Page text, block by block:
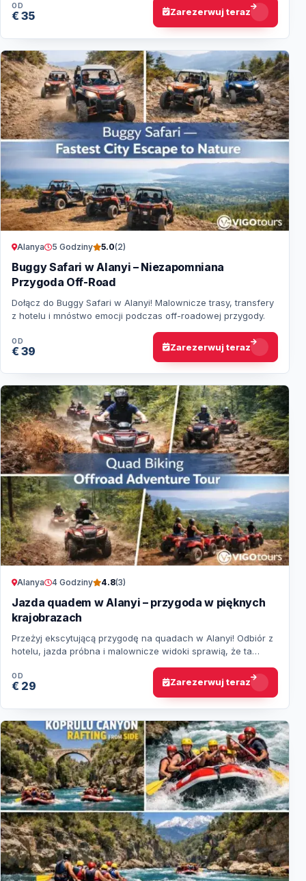
OD
€ 35 Zarezerwuj teraz
Alanya 5 Godziny 5.0(2)
Buggy Safari w Alanyi – Niezapomniana
Przygoda Off-Road
Dołącz do Buggy Safari w Alanyi! Malownicze trasy, transfery
z hotelu i mnóstwo emocji podczas off-roadowej przygody.
OD
€ 39 Zarezerwuj teraz
Alanya 4 Godziny 4.8(3)
Jazda quadem w Alanyi – przygoda w pięknych
krajobrazach
Przeżyj ekscytującą przygodę na quadach w Alanyi! Odbiór z
hotelu, jazda próbna i malownicze widoki sprawią, że ta
OD
€ 29 Zarezerwuj teraz